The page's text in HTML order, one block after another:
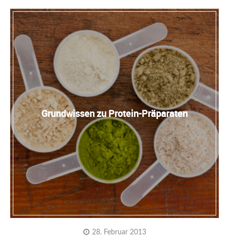
Grundwissen zu Protein-Präparaten
28. Februar 2013